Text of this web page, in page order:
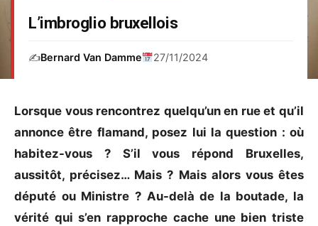
L’imbroglio bruxellois
✍️Bernard Van Damme 27/11/2024
Lorsque vous rencontrez quelqu’un en rue et qu’il
annonce être flamand, posez lui la question : où
habitez-vous ? S’il vous répond Bruxelles,
aussitôt, précisez… Mais ? Mais alors vous êtes
député ou Ministre ? Au-delà de la boutade, la
vérité qui s’en rapproche cache une bien triste